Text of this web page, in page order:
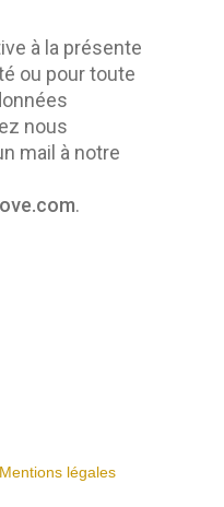
à la présente
ou pour toute
nous
mail à notre
.
Mentions légales